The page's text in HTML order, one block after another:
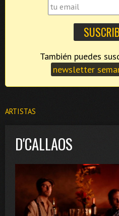
newsletter
ARTISTAS
D'CALLAOS